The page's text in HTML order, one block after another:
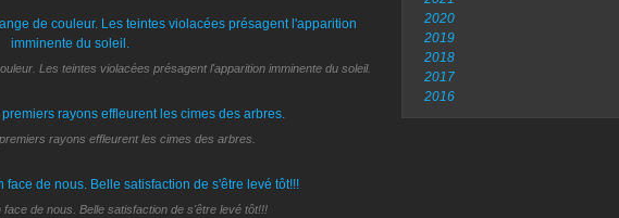
Les teintes violacées présagent l'apparition imminente du soleil.
rayons effleurent les cimes des arbres.
face de nous. Belle satisfaction de s'être levé tôt!!!
2020
2019
2018
2017
2016